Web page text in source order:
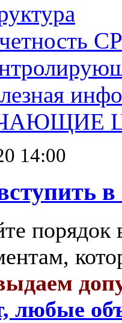
14:00
порядок
любые